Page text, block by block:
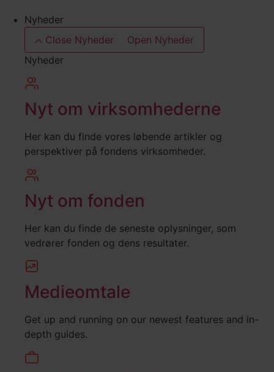
Nyheder
Close Nyheder
Open Nyheder
Nyheder
Nyt om virksomhederne
Her kan du finde vores løbende artikler og
perspektiver på fondens virksomheder.
Nyt om fonden
Her kan du finde de seneste oplysninger, som
vedrører fonden og dens resultater.
Medieomtale
Get up and running on our newest features and in-
depth guides.